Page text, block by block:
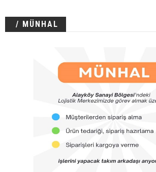
/ MÜNHAL